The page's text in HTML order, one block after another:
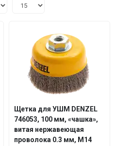
Щетка для УШМ DENZEL
746053, 100 мм, «чашка»,
витая нержавеющая
проволока 0.3 мм, М14